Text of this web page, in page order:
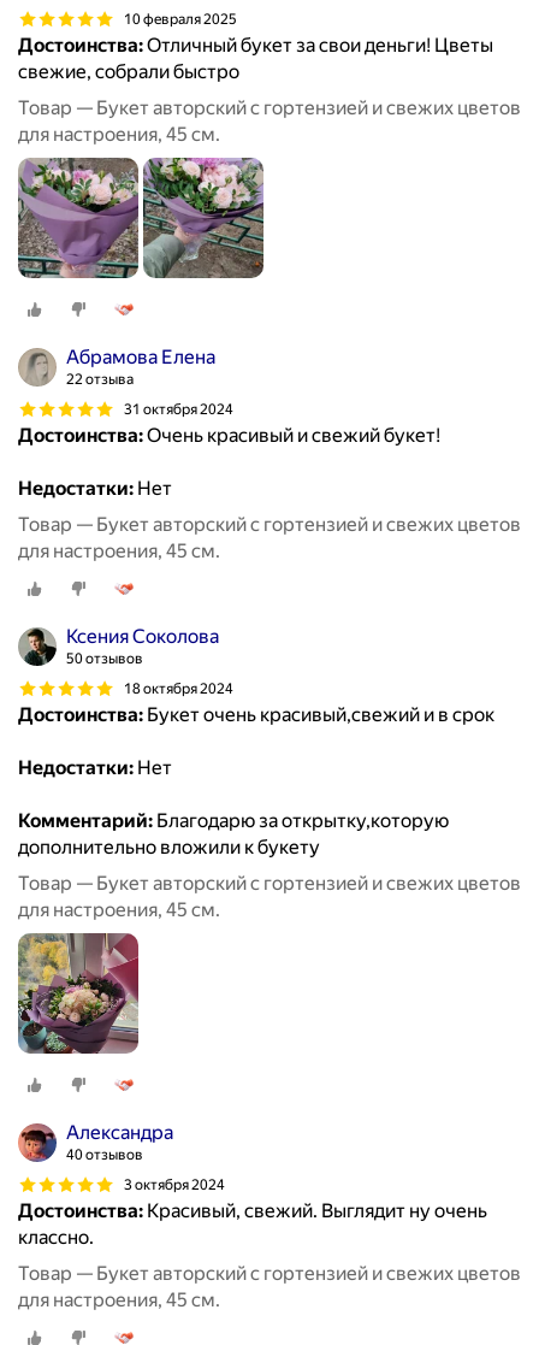
10 февраля 2025
Достоинства:Отличный букет за свои деньги! Цветы
свежие, собрали быстро
Товар — Букет авторский с гортензией и свежих цветов
для настроения, 45 см.
Абрамова Елена
22 отзыва
31 октября 2024
Достоинства:Очень красивый и свежий букет!
Недостатки: Нет
Товар — Букет авторский с гортензией и свежих цветов
для настроения, 45 см.
Ксения Соколова
50 отзывов
18 октября 2024
Достоинства: Букет очень красивый,свежий и в срок
Недостатки: Нет
Комментарий: Благодарю за открытку,которую
дополнительно вложили к букету
Товар — Букет авторский с гортензией и свежих цветов
для настроения, 45 см.
Александра
40 отзывов
3 октября 2024
Достоинства: Красивый, свежий. Выглядит ну очень
классно.
Товар — Букет авторский с гортензией и свежих цветов
для настроения, 45 см.